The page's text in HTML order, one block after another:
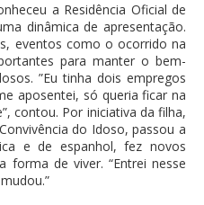
a Residência Oficial de
dinâmica de apresentação.
eventos como o ocorrido na
para manter o bem-
”Eu tinha dois empregos
aposentei, só queria ficar na
contou. Por iniciativa da filha,
do Idoso, passou a
e de espanhol, fez novos
forma de viver. “Entrei nesse